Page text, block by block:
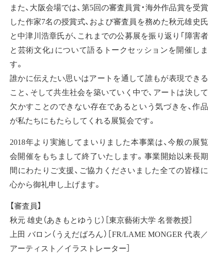
また、大阪会場では、第5回の審査員賞・海外作品賞を受賞
した作家7名の授賞式、および審査員を務めた秋元雄史氏
と中津川浩章氏が、これまでの公募展を振り返り「障害者
と芸術文化」について語るトークセッションを開催しま
す。
誰かに伝えたい思いはアートを通して誰もが表現できる
こと、そして共生社会を築いていく中で、アートは決して
欠かすことのできない存在であるという気づきを、作品
が私たちにもたらしてくれる展覧会です。
2018年より実施してまいりました本事業は、今般の展覧
会開催をもちまして終了いたします。事業開始以来長期
間にわたりご支援、ご協力くださいました全ての皆様に
心から御礼申し上げます。
【審査員】
秋元 雄史（あきもとゆうじ）［東京藝術大学 名誉教授］
上田 バロン（うえだばろん）［FR/LAME MONGER 代表／
アーティスト／イラストレーター］